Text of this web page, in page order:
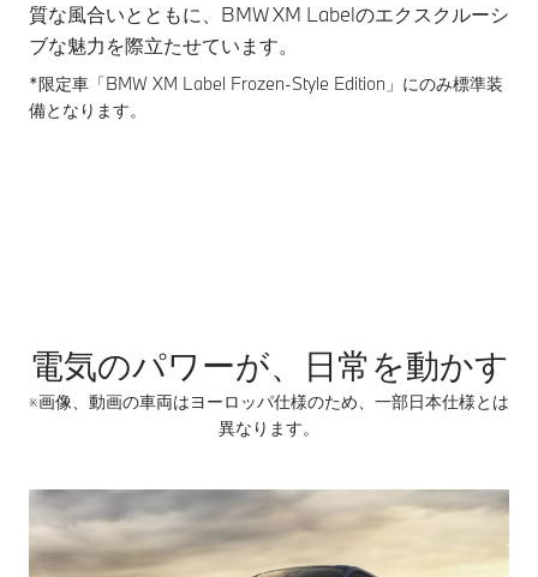
質な風合いとともに、BMW XM Labelのエクスクルーシ
ブな魅力を際立たせています。
*限定車「BMW XM Label Frozen-Style Edition」にのみ標準装
備となります。
電気のパワーが、日常を動かす
※画像、動画の車両はヨーロッパ仕様のため、一部日本仕様とは
異なります。